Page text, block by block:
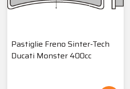
Pastiglie Freno Sinter-Tech
Ducati Monster 400cc